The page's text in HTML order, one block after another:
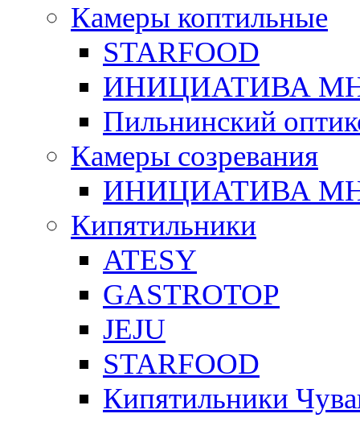
Камеры коптильные
STARFOOD
ИНИЦИАТИВА
Пильнинский
Камеры созревания
ИНИЦИАТИВА
Кипятильники
ATESY
GASTROTOP
JEJU
STARFOOD
Кипятильники